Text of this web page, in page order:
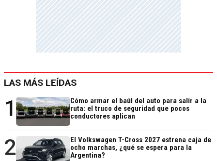
LAS MÁS LEÍDAS
1
Cómo armar el baúl del auto para salir a la
ruta: el truco de seguridad que pocos
conductores aplican
2
El Volkswagen T-Cross 2027 estrena caja de
ocho marchas, ¿qué se espera para la
Argentina?